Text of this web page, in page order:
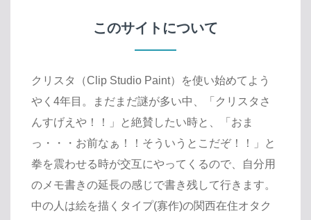
このサイトについて
クリスタ（Clip Studio Paint）を使い始めてよう
やく4年目。まだまだ謎が多い中、「クリスタさ
んすげえや！！」と絶賛したい時と、「おま
っ・・・お前なぁ！！そういうとこだぞ！！」と
拳を震わせる時が交互にやってくるので、自分用
のメモ書きの延長の感じで書き残して行きます。
中の人は絵を描くタイプ(寡作)の関西在住オタク